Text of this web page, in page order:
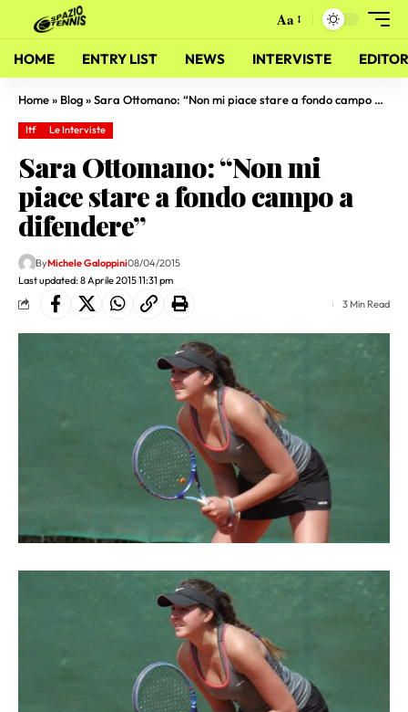
Aa
HOME ENTRY LIST NEWS INTERVISTE
Home» Blog»Sara Ottomano: “Non mi piace stare a fondo campo a difendere”
Itf Le Interviste
Sara Ottomano: “Non mi
piace stare a fondo campo a
difendere”
Last updated: 8 Aprile 2015 11:31 pm
ByMichele Galoppini08/04/2015
3 Min Read